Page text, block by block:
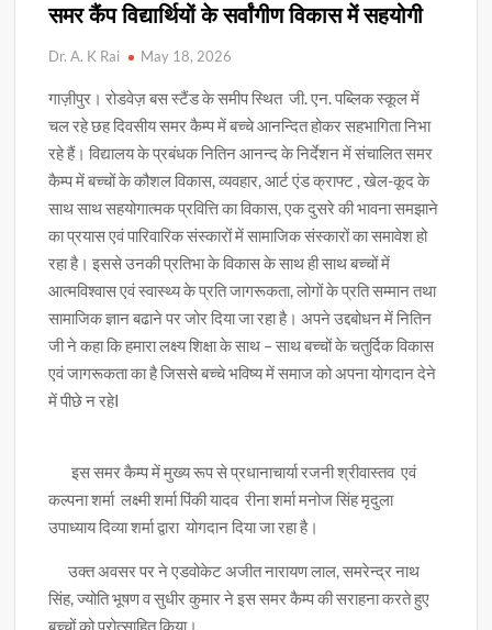
समर कैंप विद्यार्थियों के सर्वांगीण विकास में सहयोगी
Dr. A. K Rai May 18, 2026
गाज़ीपुर। रोडवेज़ बस स्टैंड के समीप स्थित जी. एन. पब्लिक स्कूल में
चल रहे छह दिवसीय समर कैम्प में बच्चे आनन्दित होकर सहभागिता निभा
रहे हैं। विद्यालय के प्रबंधक नितिन आनन्द के निर्देशन में संचालित समर
कैम्प में बच्चों के कौशल विकास, व्यवहार, आर्ट एंड क्राफ्ट , खेल-कूद के
साथ साथ सहयोगात्मक प्रवित्ति का विकास, एक दुसरे की भावना समझाने
का प्रयास एवं पारिवारिक संस्कारों में सामाजिक संस्कारों का समावेश हो
रहा है। इससे उनकी प्रतिभा के विकास के साथ ही साथ बच्चों में
आत्मविश्वास एवं स्वास्थ्य के प्रति जागरूकता, लोगों के प्रति सम्मान तथा
सामाजिक ज्ञान बढाने पर जोर दिया जा रहा है। अपने उद्दबोधन में नितिन
जी ने कहा कि हमारा लक्ष्य शिक्षा के साथ – साथ बच्चों के चतुर्दिक विकास
एवं जागरूकता का है जिससे बच्चे भविष्य में समाज को अपना योगदान देने
में पीछे न रहेI
इस समर कैम्प में मुख्य रूप से प्रधानाचार्या रजनी श्रीवास्तव एवं
कल्पना शर्मा लक्ष्मी शर्मा पिंकी यादव रीना शर्मा मनोज सिंह मृदुला
उपाध्याय दिव्या शर्मा द्वारा योगदान दिया जा रहा है।
उक्त अवसर पर ने एडवोकेट अजीत नारायण लाल, समरेन्द्र नाथ
सिंह, ज्योति भूषण व सुधीर कुमार ने इस समर कैम्प की सराहना करते हुए
बच्चों को प्रोत्साहित किया।